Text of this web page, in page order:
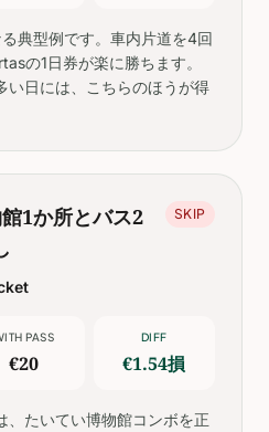
典型例です。車内片道を4回
の1日券が楽に勝ちます。
い日には、こちらのほうが得
1か所とバス2
SKIP
PASS
€20
DIFF
€1.54損
、たいてい博物館コンボを正